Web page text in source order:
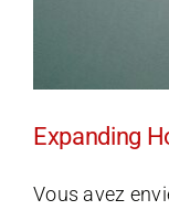
Expanding
Vous avez